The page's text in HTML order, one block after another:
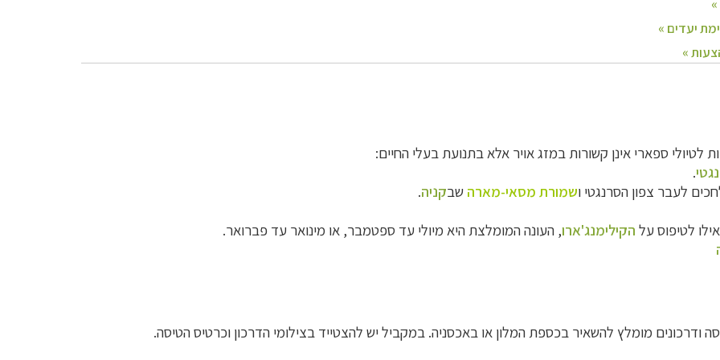
ספארי אינן קשורות במזג אויר אלא בתנועת בעלי החיים:
.
לעבר צפון הסרנגטי ושמורת מסאי-מארה שבקניה.
לטיפוס על הקילימנג'ארו, העונה המומלצת היא מיולי עד ספטמבר, או מינואר עד פברואר.
ודרכונים מומלץ להשאיר בכספת המלון או באכסניה. במקביל יש להצטייד בצילומי הדרכון וכרטיס הטיסה.